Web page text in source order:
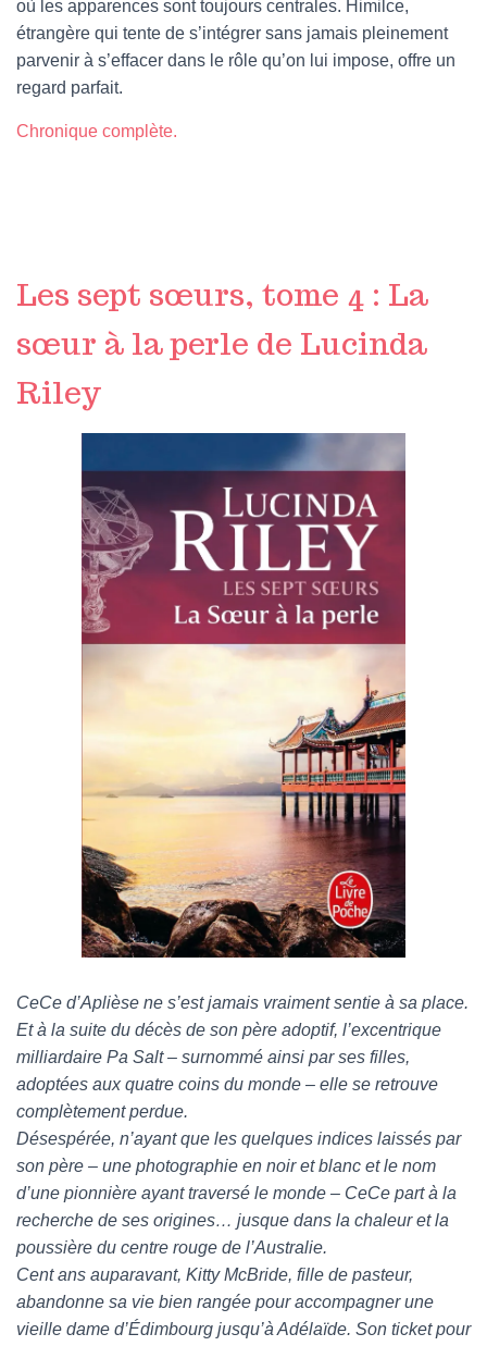
où les apparences sont toujours centrales. Himilce,
étrangère qui tente de s’intégrer sans jamais pleinement
parvenir à s’effacer dans le rôle qu’on lui impose, offre un
regard parfait.
Chronique complète.
Les sept sœurs, tome 4 : La
sœur à la perle de Lucinda
Riley
CeCe d’Aplièse ne s’est jamais vraiment sentie à sa place.
Et à la suite du décès de son père adoptif, l’excentrique
milliardaire Pa Salt – surnommé ainsi par ses filles,
adoptées aux quatre coins du monde – elle se retrouve
complètement perdue.
Désespérée, n’ayant que les quelques indices laissés par
son père – une photographie en noir et blanc et le nom
d’une pionnière ayant traversé le monde – CeCe part à la
recherche de ses origines… jusque dans la chaleur et la
poussière du centre rouge de l’Australie.
Cent ans auparavant, Kitty McBride, fille de pasteur,
abandonne sa vie bien rangée pour accompagner une
vieille dame d’Édimbourg jusqu’à Adélaïde. Son ticket pour